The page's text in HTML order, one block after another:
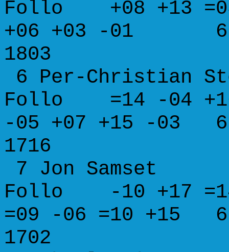
Follo +08
+06 +03 -01
1803
6 Per-Christian
Follo =14 -04
-05 +07 +15 -03
1716
7 Jon
Follo -10 +17 =14
=09 -06 =10 +15
1702